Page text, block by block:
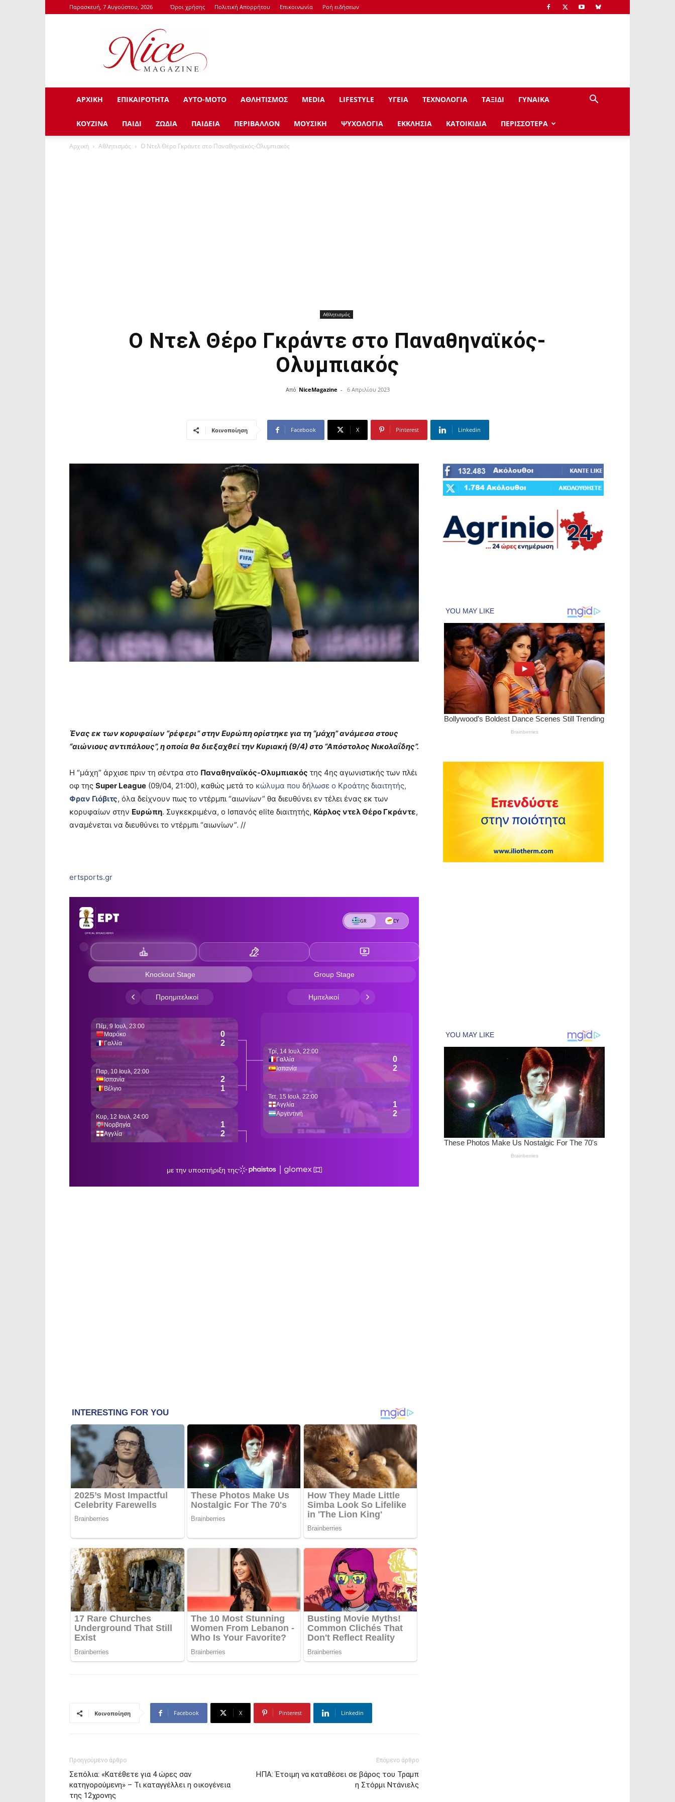
Παρασκευή, 7 Αυγούστου, 2026 Όροι χρήσης Πολιτική Απορρήτου Επικοινωνία Ροή ειδήσεων
NiceMagazine.Gr
ΑΡΧΙΚΗ ΕΠΙΚΑΙΡΟΤΗΤΑ ΑΥΤΟ-ΜΟΤΟ ΑΘΛΗΤΙΣΜΟΣ ΜEDIA LIFESTYLE ΥΓΕΙΑ ΤΕΧΝΟΛΟΓΙΑ ΤΑΞΙΔΙ ΓΥΝΑΙΚΑ
ΚΟΥΖΙΝΑ ΠΑΙΔΙ ΖΩΔΙΑ ΠΑΙΔΕΙΑ ΠΕΡΙΒΑΛΛΟΝ ΜΟΥΣΙΚΗ ΨΥΧΟΛΟΓΙΑ ΕΚΚΛΗΣΙΑ ΚΑΤΟΙΚΙΔΙΑ ΠΕΡΙΣΣΟΤΕΡΑ
Αρχική Αθλητισμός O Ντελ Θέρο Γκράντε στο Παναθηναϊκός-Ολυμπιακός
Αθλητισμός
O Ντελ Θέρο Γκράντε στο Παναθηναϊκός-
Ολυμπιακός
Από NiceMagazine - 6 Απριλίου 2023
Κοινοποίηση Facebook X Pinterest Linkedin
Ένας εκ των κορυφαίων “ρέφερι” στην Ευρώπη ορίστηκε για τη “μάχη” ανάμεσα στους
“αιώνιους αντιπάλους”, η οποία θα διεξαχθεί την Κυριακή (9/4) στο “Απόστολος Νικολαΐδης”.
Η “μάχη” άρχισε πριν τη σέντρα στο Παναθηναϊκός-Ολυμπιακός της 4ης αγωνιστικής των πλέι
οφ της Super League (09/04, 21:00), καθώς μετά το κώλυμα που δήλωσε ο Κροάτης διαιτητής,
Φραν Γιόβιτς, όλα δείχνουν πως το ντέρμπι “αιωνίων” θα διευθύνει εν τέλει ένας εκ των
κορυφαίων στην Ευρώπη. Συγκεκριμένα, ο Ισπανός elite διαιτητής, Κάρλος ντελ Θέρο Γκράντε,
αναμένεται να διευθύνει το ντέρμπι “αιωνίων”. //
ertsports.gr
Κοινοποίηση Facebook X Pinterest Linkedin
Προηγούμενο άρθρο
Σεπόλια: «Κατέθετε για 4 ώρες σαν
κατηγορούμενη» – Τι καταγγέλλει η οικογένεια
της 12χρονης
Επόμενο άρθρο
ΗΠΑ: Έτοιμη να καταθέσει σε βάρος του Τραμπ
η Στόρμι Ντάνιελς